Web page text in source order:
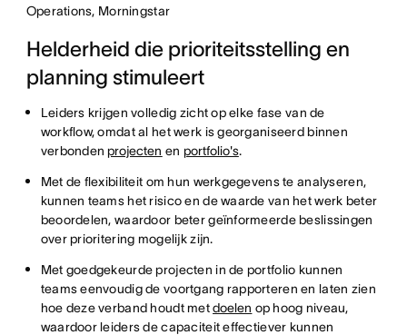
Operations, Morningstar
Helderheid die prioriteitsstelling en
planning stimuleert
Leiders krijgen volledig zicht op elke fase van de
workflow, omdat al het werk is georganiseerd binnen
verbondenprojecten en portfolio's.
Met de flexibiliteit om hun werkgegevens te analyseren,
kunnen teams het risico en de waarde van het werk beter
beoordelen, waardoor beter geïnformeerde beslissingen
over prioritering mogelijk zijn.
Met goedgekeurde projecten in de portfolio kunnen
teams eenvoudig de voortgang rapporteren en laten zien
hoe deze verband houdt metdoelen op hoog niveau,
waardoor leiders de capaciteit effectiever kunnen